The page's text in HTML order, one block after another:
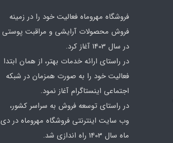
فروشگاه مهروماه فعالیت خود را در زمینه
فروش محصولات آرایشی و مراقبت پوستی
در سال 1403 آغاز کرد.
در راستای ارائه خدمات بهتر، از همان ابتدا
فعالیت خود را به صورت همزمان در شبکه
اجتماعی اینستاگرام آغاز نمود.
در راستای توسعه فروش به سراسر کشور،
وب سایت اینترنتی فروشگاه مهروماه در دی
ماه سال 1403 راه اندازی شد.